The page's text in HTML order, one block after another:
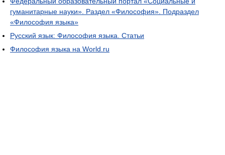
гуманитарные науки». Раздел «Философия». Подраздел
«Философия языка»
Русский язык: Философия языка. Статьи
Философия языка на World.ru